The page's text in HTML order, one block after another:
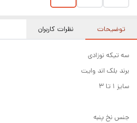
توضیحات نظرات کاربران
سه تیکه نوزادی
برند بلک اند وایت
سایز ۱ تا ۳
جنس نخ پنبه